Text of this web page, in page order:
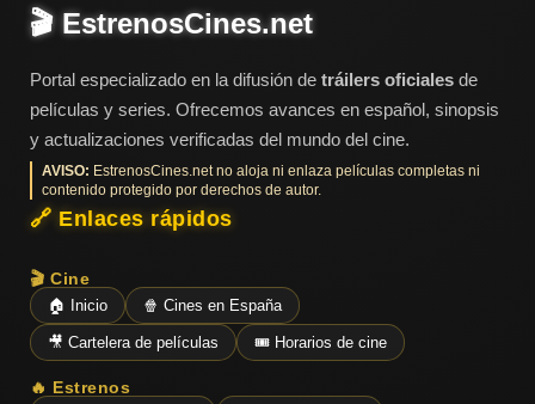
🎬 EstrenosCines.net
Portal especializado en la difusión de tráilers oficiales de
películas y series. Ofrecemos avances en español, sinopsis
y actualizaciones verificadas del mundo del cine.
AVISO: EstrenosCines.net no aloja ni enlaza películas completas ni
contenido protegido por derechos de autor.
🔗 Enlaces rápidos
🎬 Cine
🏠 Inicio 🍿 Cines en España
🎥 Cartelera de películas 🎟️ Horarios de cine
🔥 Estrenos